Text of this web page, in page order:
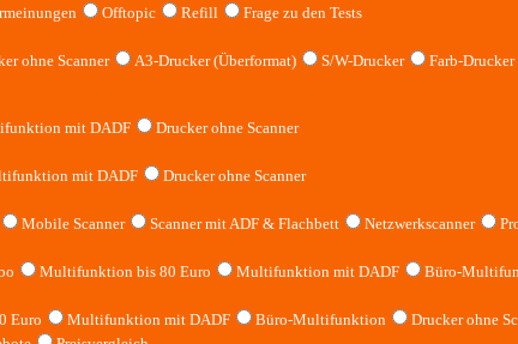
Offtopic Refill
Frage zu den Tests
ohne Scanner A3-Drucker (Überformat) S/W-Drucker Farb-Drucker
mit DADF
Drucker ohne Scanner
mit DADF
Drucker ohne Scanner
Mobile Scanner Scanner mit ADF & Flachbett Netzwerkscanner
Multifunktion bis 80 Euro Multifunktion mit DADF Büro-
Euro Multifunktion mit DADF Büro-Multifunktion
Drucker ohne